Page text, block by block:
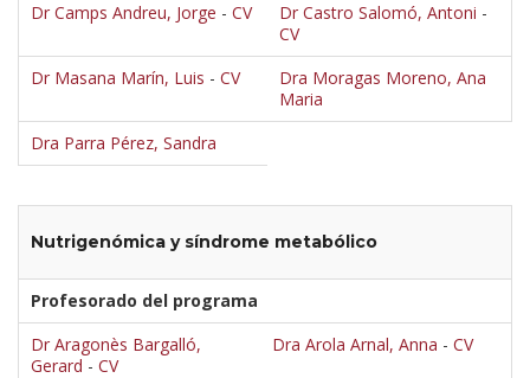
Dr Camps Andreu, Jorge - CV Dr Castro Salomó, Antoni -
CV
Dr Masana Marín, Luis - CV
Dra Moragas Moreno, Ana
Maria
Dra Parra Pérez, Sandra
Nutrigenómica y síndrome metabólico
Profesorado del programa
Dr Aragonès Bargalló,
Gerard - CV
Dra Arola Arnal, Anna - CV